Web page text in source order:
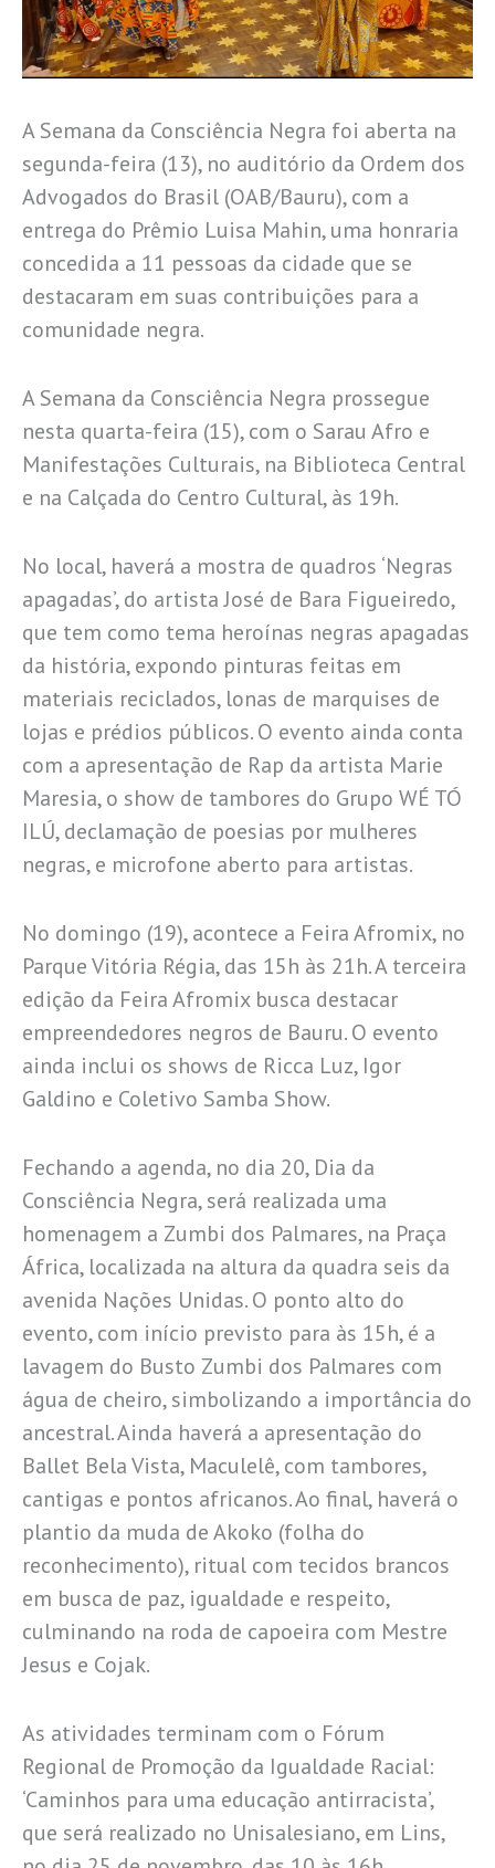
A Semana da Consciência Negra foi aberta na
segunda-feira (13), no auditório da Ordem dos
Advogados do Brasil (OAB/Bauru), com a
entrega do Prêmio Luisa Mahin, uma honraria
concedida a 11 pessoas da cidade que se
destacaram em suas contribuições para a
comunidade negra.
A Semana da Consciência Negra prossegue
nesta quarta-feira (15), com o Sarau Afro e
Manifestações Culturais, na Biblioteca Central
e na Calçada do Centro Cultural, às 19h.
No local, haverá a mostra de quadros ‘Negras
apagadas’, do artista José de Bara Figueiredo,
que tem como tema heroínas negras apagadas
da história, expondo pinturas feitas em
materiais reciclados, lonas de marquises de
lojas e prédios públicos. O evento ainda conta
com a apresentação de Rap da artista Marie
Maresia, o show de tambores do Grupo WÉ TÓ
ILÚ, declamação de poesias por mulheres
negras, e microfone aberto para artistas.
No domingo (19), acontece a Feira Afromix, no
Parque Vitória Régia, das 15h às 21h. A terceira
edição da Feira Afromix busca destacar
empreendedores negros de Bauru. O evento
ainda inclui os shows de Ricca Luz, Igor
Galdino e Coletivo Samba Show.
Fechando a agenda, no dia 20, Dia da
Consciência Negra, será realizada uma
homenagem a Zumbi dos Palmares, na Praça
África, localizada na altura da quadra seis da
avenida Nações Unidas. O ponto alto do
evento, com início previsto para às 15h, é a
lavagem do Busto Zumbi dos Palmares com
água de cheiro, simbolizando a importância do
ancestral. Ainda haverá a apresentação do
Ballet Bela Vista, Maculelê, com tambores,
cantigas e pontos africanos. Ao final, haverá o
plantio da muda de Akoko (folha do
reconhecimento), ritual com tecidos brancos
em busca de paz, igualdade e respeito,
culminando na roda de capoeira com Mestre
Jesus e Cojak.
As atividades terminam com o Fórum
Regional de Promoção da Igualdade Racial:
‘Caminhos para uma educação antirracista’,
que será realizado no Unisalesiano, em Lins,